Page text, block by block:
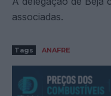
associadas.
Tags ANAFRE